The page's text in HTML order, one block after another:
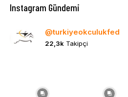
Instagram Gündemi
@turkiyeokculukfed
22,3k Takipçi